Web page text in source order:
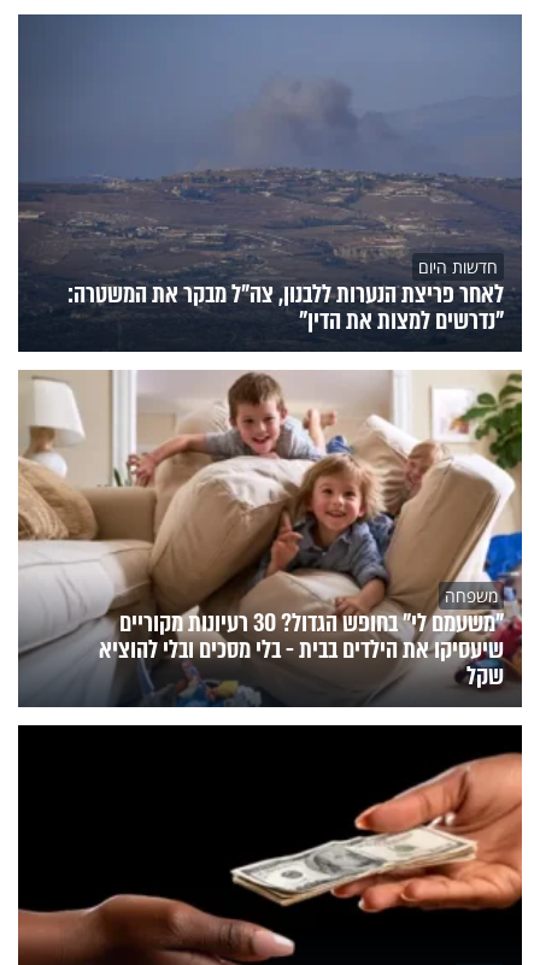
חדשות היום
לאחר פריצת הנערות ללבנון, צה״ל מבקר את המשטרה:
"נדרשים למצות את הדין"
משפחה
"משעמם לי" בחופש הגדול? 30 רעיונות מקוריים
שיעסיקו את הילדים בבית - בלי מסכים ובלי להוציא
שקל